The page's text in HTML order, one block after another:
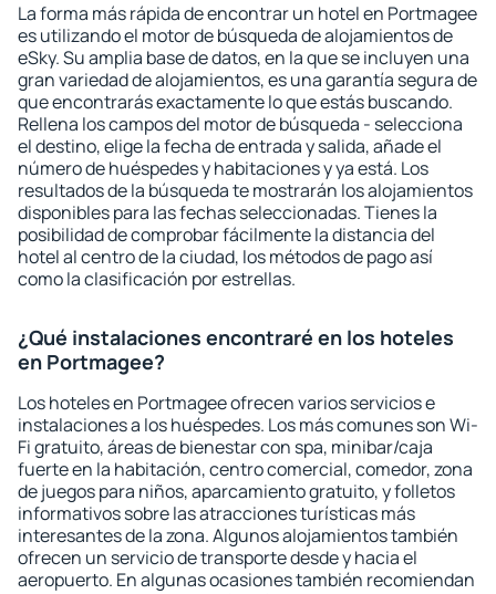
La forma más rápida de encontrar un hotel en Portmagee
es utilizando el motor de búsqueda de alojamientos de
eSky. Su amplia base de datos, en la que se incluyen una
gran variedad de alojamientos, es una garantía segura de
que encontrarás exactamente lo que estás buscando.
Rellena los campos del motor de búsqueda - selecciona
el destino, elige la fecha de entrada y salida, añade el
número de huéspedes y habitaciones y ya está. Los
resultados de la búsqueda te mostrarán los alojamientos
disponibles para las fechas seleccionadas. Tienes la
posibilidad de comprobar fácilmente la distancia del
hotel al centro de la ciudad, los métodos de pago así
como la clasificación por estrellas.
¿Qué instalaciones encontraré en los hoteles
en Portmagee?
Los hoteles en Portmagee ofrecen varios servicios e
instalaciones a los huéspedes. Los más comunes son Wi-
Fi gratuito, áreas de bienestar con spa, minibar/caja
fuerte en la habitación, centro comercial, comedor, zona
de juegos para niños, aparcamiento gratuito, y folletos
informativos sobre las atracciones turísticas más
interesantes de la zona. Algunos alojamientos también
ofrecen un servicio de transporte desde y hacia el
aeropuerto. En algunas ocasiones también recomiendan